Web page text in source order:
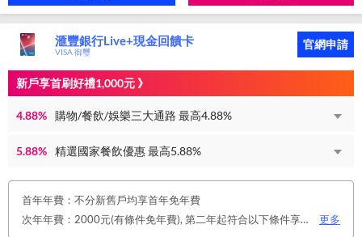
滙豐銀行Live+現金回饋卡
VISA 御璽
官網申請
新戶享首刷好禮1,000元 》
4.88% 購物/餐飲/娛樂三大通路 最高4.88%
5.88% 精選國家餐飲優惠 最高5.88%
首年年費：不分新舊戶均享首年免年費
次年年費：2000元(有條件免年費), 第二年起符合以下條件享年費優惠辦法 • 使用非紙本帳單(電子帳單或行動帳單)終身免年費 • 前一年消費滿 8 萬或 12 次享次年免年費
更多